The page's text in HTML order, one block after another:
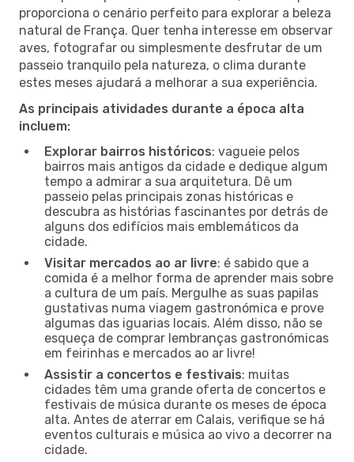
proporciona o cenário perfeito para explorar a beleza
natural de França. Quer tenha interesse em observar
aves, fotografar ou simplesmente desfrutar de um
passeio tranquilo pela natureza, o clima durante
estes meses ajudará a melhorar a sua experiência.
As principais atividades durante a época alta
incluem:
Explorar bairros históricos: vagueie pelos
bairros mais antigos da cidade e dedique algum
tempo a admirar a sua arquitetura. Dê um
passeio pelas principais zonas históricas e
descubra as histórias fascinantes por detrás de
alguns dos edifícios mais emblemáticos da
cidade.
Visitar mercados ao ar livre: é sabido que a
comida é a melhor forma de aprender mais sobre
a cultura de um país. Mergulhe as suas papilas
gustativas numa viagem gastronómica e prove
algumas das iguarias locais. Além disso, não se
esqueça de comprar lembranças gastronómicas
em feirinhas e mercados ao ar livre!
Assistir a concertos e festivais: muitas
cidades têm uma grande oferta de concertos e
festivais de música durante os meses de época
alta. Antes de aterrar em Calais, verifique se há
eventos culturais e música ao vivo a decorrer na
cidade.